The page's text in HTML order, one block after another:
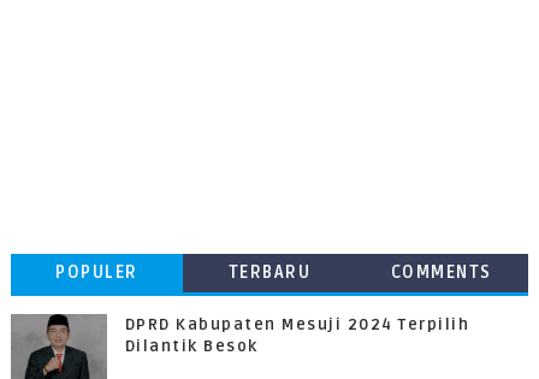
POPULER TERBARU COMMENTS
DPRD Kabupaten Mesuji 2024 Terpilih
Dilantik Besok